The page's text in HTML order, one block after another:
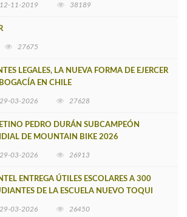
12-11-2019 38189
27675
LEGALES, LA NUEVA FORMA DE EJERCER
EN CHILE
29-03-2026 27628
PEDRO DURÁN SUBCAMPEÓN
DE MOUNTAIN BIKE 2026
29-03-2026 26913
ENTREGA ÚTILES ESCOLARES A 300
DE LA ESCUELA NUEVO TOQUI
29-03-2026 26450